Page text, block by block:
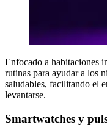
Enfocado a habitaciones
rutinas para ayudar a los
saludables, facilitando el
levantarse.
Smartwatches y